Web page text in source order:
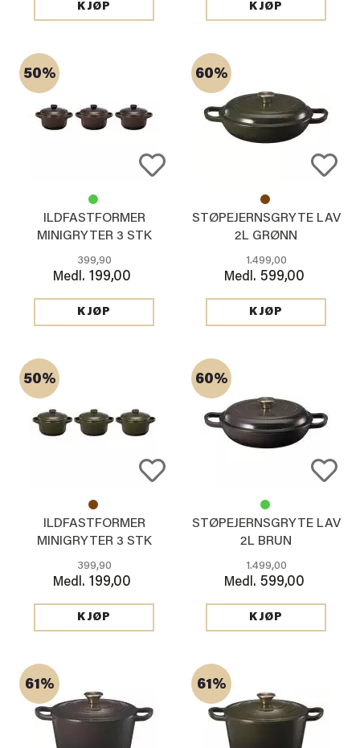
KJØP KJØP
50%
ILDFASTFORMER
MINIGRYTER 3 STK
BRUN
399,90
Medl. 199,00
KJØP
60%
STØPEJERNSGRYTE LAV
2L GRØNN
1.499,00
Medl. 599,00
KJØP
50%
ILDFASTFORMER
MINIGRYTER 3 STK
GRØNN
399,90
Medl. 199,00
KJØP
60%
STØPEJERNSGRYTE LAV
2L BRUN
1.499,00
Medl. 599,00
KJØP
61% 61%